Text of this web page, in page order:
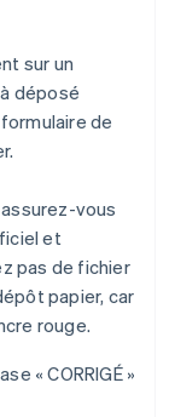
sur un
déposé
de
assurez-vous
et
pas de fichier
papier, car
rouge.
« CORRIGÉ »